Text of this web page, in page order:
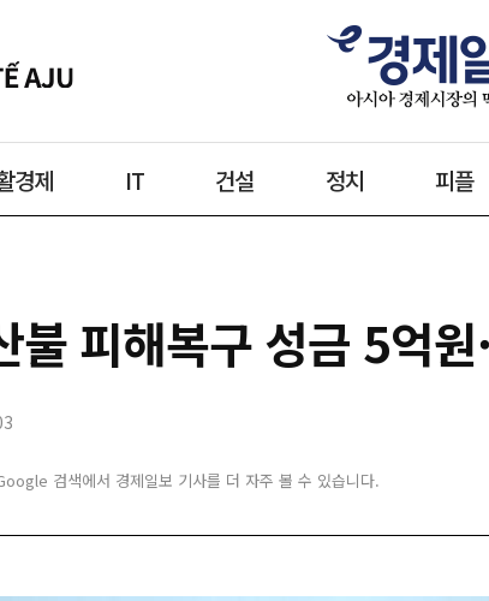
경제 IT 건설 정치 피플
불 피해복구 성금 5억원
검색에서 경제일보 기사를 더 자주 볼 수 있습니다.